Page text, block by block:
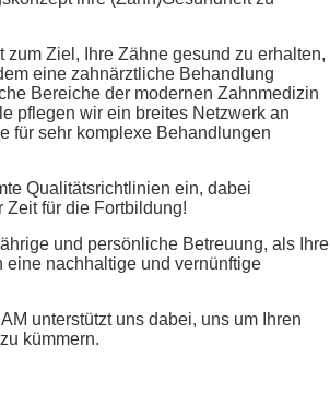
Ziel, Ihre Zähne gesund zu erhalten,
eine zahnärztliche Behandlung
Bereiche der modernen Zahnmedizin
pflegen wir ein breites Netzwerk an
für sehr komplexe Behandlungen
Qualitätsrichtlinien ein, dabei
Zeit für die Fortbildung!
und persönliche Betreuung, als Ihre
eine nachhaltige und vernünftige
unterstützt uns dabei, uns um Ihren
kümmern.